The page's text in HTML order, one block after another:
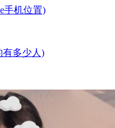
手机位置)
有多少人)